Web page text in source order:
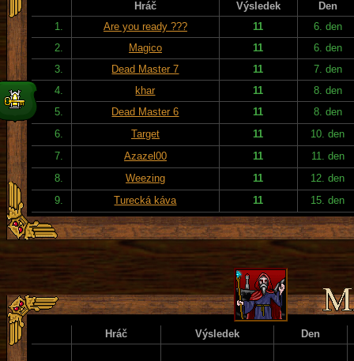
Hráč Výsledek
Den
1.
Are you ready ??? 11
6. den
2.
Magico 11
6. den
3.
Dead Master 7 11
7. den
4.
khar 11
8. den
5.
Dead Master 6 11
8. den
6.
Target 11
10. den
7.
Azazel00 11
11. den
8.
Weezing 11
12. den
9.
Turecká káva 11 15. den
Hráč Výsledek Den